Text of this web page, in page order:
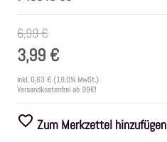
Farben
Zubehör
Frühling/Ostern
6,99 €
3,99 €
inkl. 0,63 € (19.0% MwSt.)
Versandkostenfrei ab 99€!
Zum Merkzettel hinzufügen